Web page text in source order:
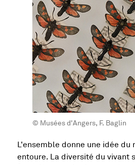
© Musées d'Angers, F. Baglin
L'ensemble donne une idée du
entoure. La diversité du vivant